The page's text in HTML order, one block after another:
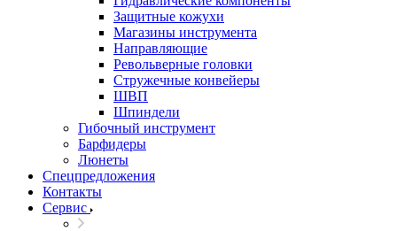
Защитные кожухи
Магазины инструмента
Направляющие
Револьверные головки
Стружечные конвейеры
ШВП
Шпиндели
Гибочный инструмент
Барфидеры
Люнеты
Спецпредложения
Контакты
Сервис